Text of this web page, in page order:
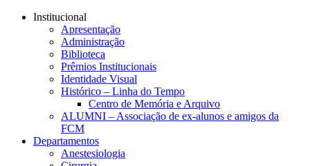
Conteúdo principal
Institucional
Apresentação
Administração
Biblioteca
Prêmios Institucionais
Identidade Visual
Histórico – Linha do Tempo
Centro de Memória e Arquivo
ALUMNI – Associação de ex-alunos e amigos da
FCM
Departamentos
Anestesiologia